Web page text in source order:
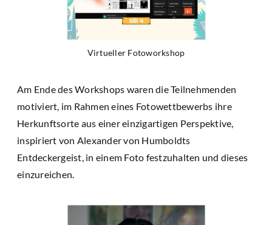
Virtueller Fotoworkshop
Am Ende des Workshops waren die Teilnehmenden
motiviert, im Rahmen eines Fotowettbewerbs ihre
Herkunftsorte aus einer einzigartigen Perspektive,
inspiriert von Alexander von Humboldts
Entdeckergeist, in einem Foto festzuhalten und dieses
einzureichen.